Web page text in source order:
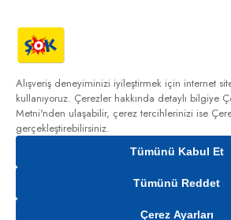
Gelince Haber Ver
Alışveriş deneyiminizi iyileştirmek için internet
kullanıyoruz. Çerezler hakkında detaylı bilgiye
Metni'nden ulaşabilir, çerez tercihlerinizi ise
gerçekleştirebilirsiniz.
Tümünü Kabul Et
Tümünü Reddet
Çerez Ayarları